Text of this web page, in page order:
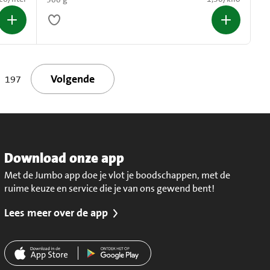
197 Volgende
Download onze app
Met de Jumbo app doe je vlot je boodschappen, met de
ruime keuze en service die je van ons gewend bent!
Lees meer over de app